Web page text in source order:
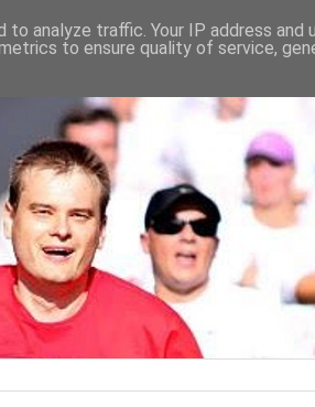
analyze traffic. Your IP address and
to ensure quality of service,